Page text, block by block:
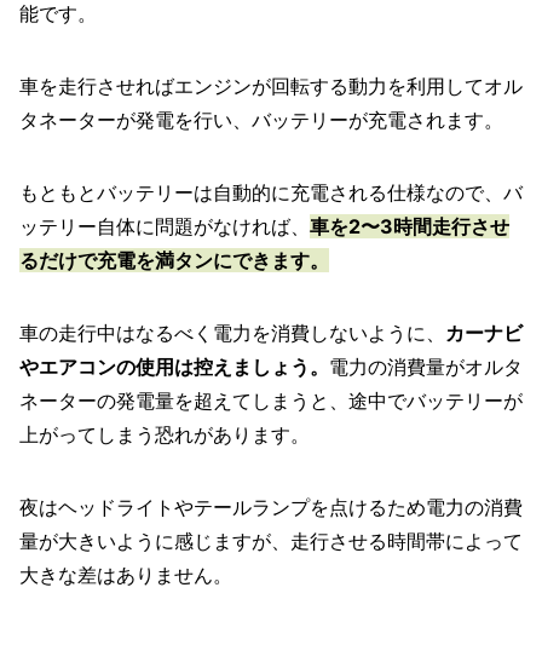
能です。
車を走行させればエンジンが回転する動力を利用してオル
タネーターが発電を行い、バッテリーが充電されます。
もともとバッテリーは自動的に充電される仕様なので、バ
ッテリー自体に問題がなければ、 車を2〜3時間走行させ
るだけで充電を満タンにできます。
車の走行中はなるべく電力を消費しないように、 カーナビ
やエアコンの使用は控えましょう。 電力の消費量がオルタ
ネーターの発電量を超えてしまうと、途中でバッテリーが
上がってしまう恐れがあります。
夜はヘッドライトやテールランプを点けるため電力の消費
量が大きいように感じますが、走行させる時間帯によって
大きな差はありません。